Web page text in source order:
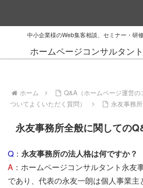
中小企業様のWeb集客相談、セミナー・研
ホームページコンサルタン
ホーム
Q&A（ホームページ運営
ついてよくいただく質問）
永友事務
永友事務所全般に関しての
Q ： 永友事務所の法人格は何ですか？
A ：ホームページコンサルタント永友
であり、代表の永友一朗は個人事業主